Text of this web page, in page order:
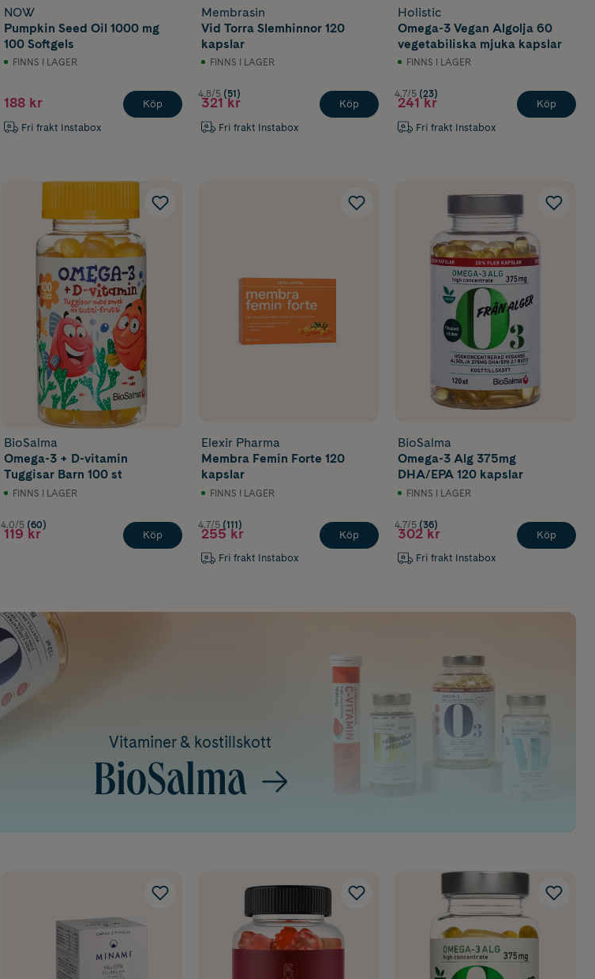
NOW
Pumpkin Seed Oil 1000 mg
100 Softgels
FINNS I LAGER
188 kr
Fri frakt Instabox
Köp
Membrasin
Vid Torra Slemhinnor 120
kapslar
FINNS I LAGER
4.8/5 (51)
321 kr
Fri frakt Instabox
Köp
Holistic
Omega-3 Vegan Algolja 60
vegetabiliska mjuka kapslar
FINNS I LAGER
4.7/5 (23)
241 kr
Fri frakt Instabox
Köp
BioSalma
Omega-3 + D-vitamin
Tuggisar Barn 100 st
FINNS I LAGER
4.0/5 (60)
119 kr Köp
Elexir Pharma
Membra Femin Forte 120
kapslar
FINNS I LAGER
4.7/5 (111)
255 kr
Fri frakt Instabox
Köp
BioSalma
Omega-3 Alg 375mg
DHA/EPA 120 kapslar
FINNS I LAGER
4.7/5 (36)
302 kr
Fri frakt Instabox
Köp
Vitaminer & kostillskott
BioSalma